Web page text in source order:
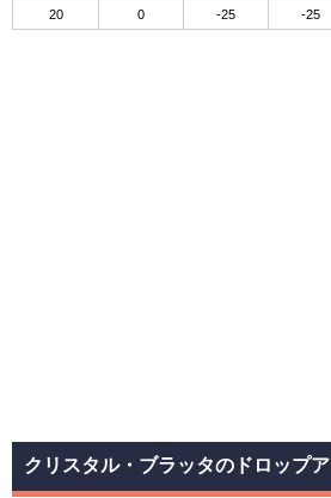
20 0 -25 -25
クリスタル・ブラッタのドロップ